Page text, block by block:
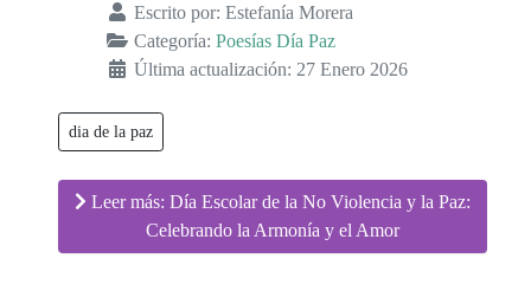
Escrito por: Estefanía Morera
Categoría: Poesías Día Paz
Última actualización: 27 Enero 2026
dia de la paz
Leer más: Día Escolar de la No Violencia y la Paz:
Celebrando la Armonía y el Amor